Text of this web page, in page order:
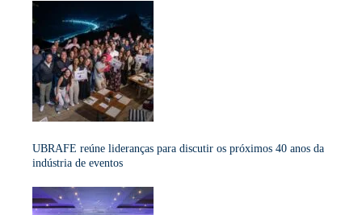
UBRAFE reúne lideranças para discutir os próximos 40 anos da
indústria de eventos